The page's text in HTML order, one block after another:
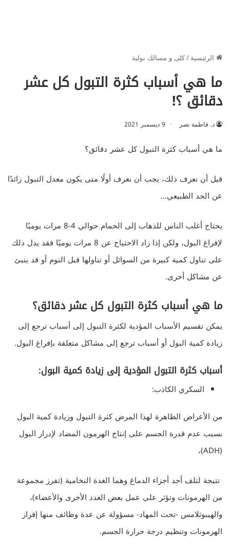
الرئيسية/كلى و مسالك بولية
ما هي أسباب كثرة التبول كل عشر
دقائق ؟!
د. فاطمة نصر 9 ديسمبر 2021
ما هي أسباب كثرة التبول كل عشر دقائق؟
قبل أن نعرف ذلك، يجب أن نعرف أولًا متى يكون معدل التبول زائدًا
عن الحد الطبيعي…
يحتاج أغلب الناس للذهاب إلى الحمام حوالي 4-8 مرات يوميًا
لإفراغ البول، ولكن إذا زاد الاحتياج عن 8 مرات يوميًا فقد يدل ذلك
على تناول كمية كبيرة من السوائل أو تناولها قبل النوم أو قد ينبئ
عن مشاكل أخرى.
ما هي أسباب كثرة التبول كل عشر دقائق؟
يمكن تقسيم الأسباب المؤدية لكثرة التبول إلى أسباب ترجع إلى
زيادة كمية البول أو أسباب ترجع إلى مشاكل متعلقة بإفراغ البول.
أسباب كثرة التبول المؤدية إلى زيادة كمية البول:
السكري الكاذب:
من الأعراض الظاهرة لهذا المرض كثرة التبول وزيادة كمية البول
بسبب عدم قدرة الجسم على إنتاج الهرمون المضاد لإدرار البول
(ADH)،
نتيجة لتلف أحد أجزاء الدماغ وهما الغدة النخامية (تفرز مجموعة
من الهرمونات وتؤثر على عمل بعض الغدد الأخرى والأعضاء)،
والهيبوثلامس -تحت المهاد- مسؤولة عن عدة وظائف منها إفراز
الهرمونات وتنظيم درجة حرارة الجسم.